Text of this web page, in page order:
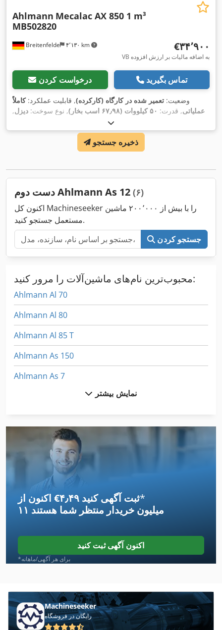
Breitenfelde ۴٬۱۳۰ km
Ahlmann Mecalac AX 850 1 m³
MB502820
‎€۳۴٬۹۰۰
VB به اضافه مالیات بر ارزش افزوده
درخواست کردن تماس بگیرید
وضعیت: تعمیر شده در کارگاه (کارکرده), قابلیت عملکرد:کاملاً
عملیاتی, قدرت: ۵۰ کیلووات (۶۷٫۹۸ اسب بخار) , نوع سوخت: دیزل,
وزن عملیاتی:۵٬۰۵۰ کیلوگرم
۱ متر مکعب
, سال ساخت:۲۰۲۳, ساعت کارکرد: ۵۷۰ h , تجهیزات:
چراغ‌های جلو اضافی, چنگال پالت, کابین,
ذخیره جستجو
دست دوم Ahlmann As 12 (۶)
اکنون کل Machineseeker را با بیش از ۲۰۰٬۰۰۰ ماشین
مستعمل جستجو کنید.
جستجو کردن
محبوب‌ترین نام‌های ماشین‌آلات را مرور کنید:
Ahlmann Al 70
Ahlmann Al 80
Ahlmann Al 85 T
Ahlmann As 150
Ahlmann As 7
Ahlmann Az 10
Ahlmann Az 14
Ahlmann Az 150
Almi Al 33
Ammann Ac 110
Ammann Ar 65
Ammann Av 110 X
Ammann Av 20
Ammann Av 23
نمایش بیشتر
اکنون از ‎€۴٫۴۹ ثبت آگهی کنید*
۱۱ میلیون خریدار منتظر شما هستند
اکنون آگهی ثبت کنید
*برای هر آگهی/ماهانه
Machineseeker
رایگان در فروشگاه